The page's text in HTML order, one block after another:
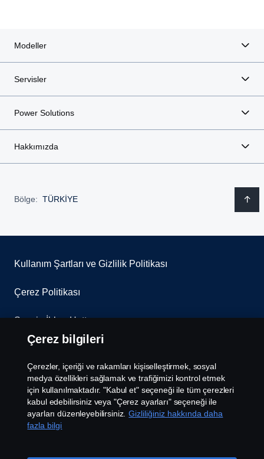
Modeller
Servisler
Power Solutions
Hakkımızda
Bölge: TÜRKİYE
Kullanım Şartları ve Gizlilik Politikası
Çerez Politikası
Scania İhbar Hattı
Scania Çerez Politikası
Scania Aydınlatma Metni
Çerez Ayarları
Çerez bilgileri
Çerezler, içeriği ve rakamları kişiselleştirmek, sosyal
medya özellikleri sağlamak ve trafiğimizi kontrol etmek
için kullanılmaktadır. "Kabul et" seçeneği ile tüm çerezleri
kabul edebilirsiniz veya "Çerez ayarları" seçeneği ile
ayarları düzenleyebilirsiniz. Gizliliğiniz hakkında daha
fazla bilgi